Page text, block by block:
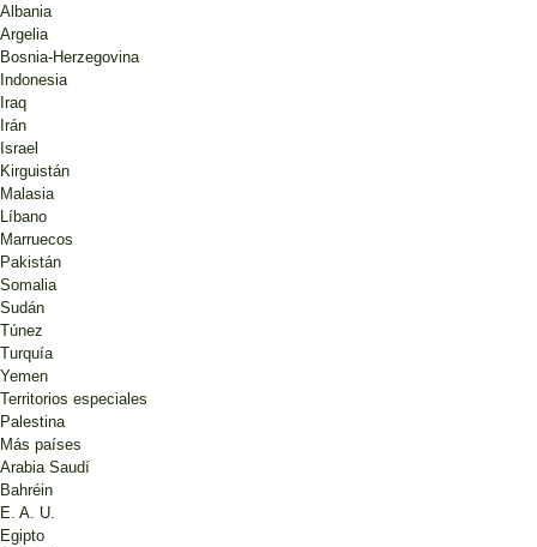
Albania
Argelia
Bosnia-Herzegovina
Indonesia
Iraq
Irán
Israel
Kirguistán
Malasia
Líbano
Marruecos
Pakistán
Somalia
Sudán
Túnez
Turquía
Yemen
Territorios especiales
Palestina
Más países
Arabia Saudí
Bahréin
E. A. U.
Egipto